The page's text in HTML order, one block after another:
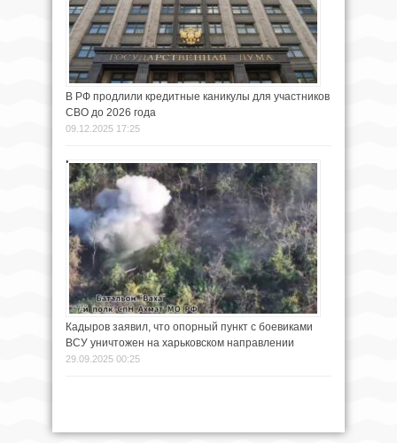
В РФ продлили кредитные каникулы для участников
СВО до 2026 года
09.12.2025 17:25
Кадыров заявил, что опорный пункт с боевиками
ВСУ уничтожен на харьковском направлении
29.09.2025 00:25